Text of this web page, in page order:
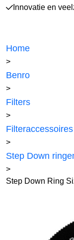
Innovatie en
Home
>
Benro
>
Filters
>
Filteraccessoires
>
Step Down
>
Step Down Ring